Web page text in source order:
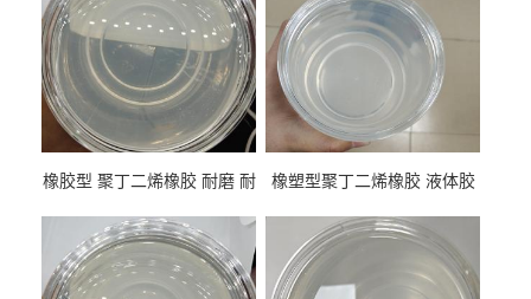
橡胶型 聚丁二烯橡胶 耐磨 耐
性
橡塑型聚丁二烯橡胶 液体胶
专用